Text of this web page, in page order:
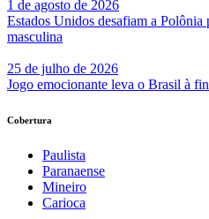
1 de agosto de 2026
Estados Unidos desafiam a
masculina
25 de julho de 2026
Jogo emocionante leva o Brasil à
Cobertura
Paulista
Paranaense
Mineiro
Carioca